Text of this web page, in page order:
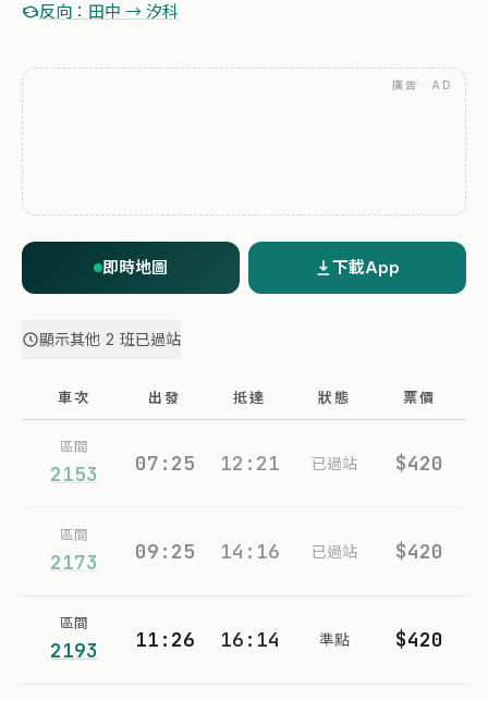
反向：田中 → 汐科
廣告 · AD
即時地圖 下載App
顯示其他 2 班已過站
車次 出發 抵達 狀態 票價
區間
2153 07:25 12:21 已過站 $420
區間
2173 09:25 14:16 已過站 $420
區間
2193 11:26 16:14 準點 $420